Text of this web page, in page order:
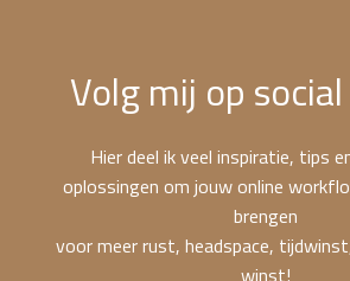
Volg mij op
Hierdeel ik veel inspiratie, tips
oplossingen om jouw online
brengen
voor meer rust, headspace,
winst!